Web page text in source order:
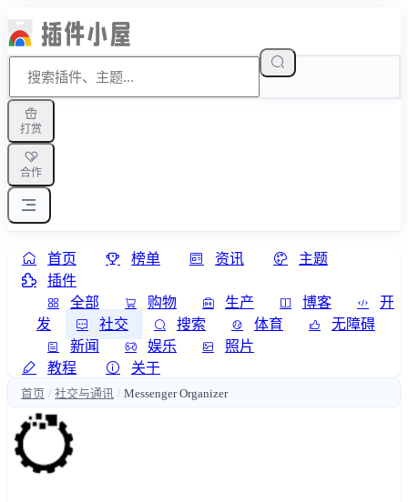
打赏
合作
首页 榜单 资讯
主题
插件
全部
购物 生产 博客
开
发
社交 搜索 体育
无障碍
新闻
娱乐
照片
教程
关于
首页 / 社交与通讯 / Messenger Organizer